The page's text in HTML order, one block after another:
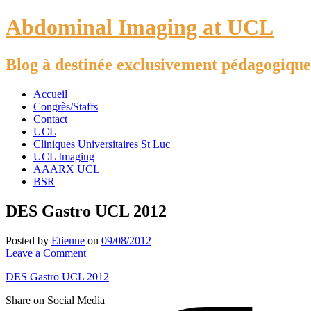
Abdominal Imaging at UCL
Blog à destinée exclusivement pédagogique
Accueil
Congrès/Staffs
Contact
UCL
Cliniques Universitaires St Luc
UCL Imaging
AAARX UCL
BSR
DES Gastro UCL 2012
Posted by Etienne on 09/08/2012
Leave a Comment
DES Gastro UCL 2012
Share on Social Media